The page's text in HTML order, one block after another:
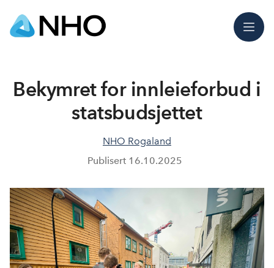
Meny
Bekymret for innleieforbud i
statsbudsjettet
NHO Rogaland
Publisert 16.10.2025